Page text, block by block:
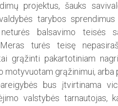
projektus, šauks
tarybos
balsavimo teisės
turės teisę
grąžinti pakartotiniam
motyvuotam grąžinimui,
bus įtvirtinama
valstybės tarnautojas,